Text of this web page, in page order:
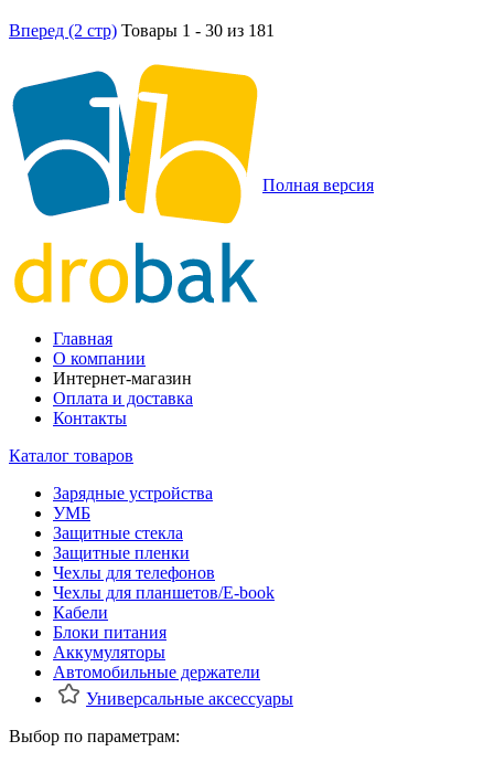
Вперед (2 стр) Товары 1 - 30 из 181
Полная версия
Главная
О компании
Интернет-магазин
Оплата и доставка
Контакты
Каталог товаров
Зарядные устройства
УМБ
Защитные стекла
Защитные пленки
Чехлы для телефонов
Чехлы для планшетов/E-book
Кабели
Блоки питания
Аккумуляторы
Автомобильные держатели
Универсальные аксессуары
Выбор по параметрам: